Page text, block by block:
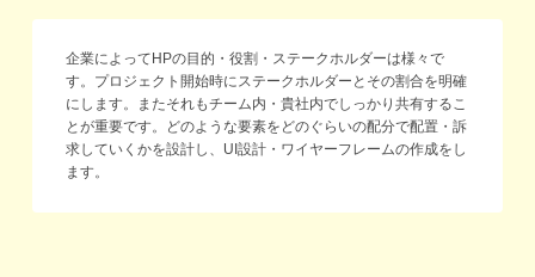
企業によってHPの目的・役割・ステークホルダーは様々で
す。プロジェクト開始時にステークホルダーとその割合を明確
にします。またそれもチーム内・貴社内でしっかり共有するこ
とが重要です。どのような要素をどのぐらいの配分で配置・訴
求していくかを設計し、UI設計・ワイヤーフレームの作成をし
ます。